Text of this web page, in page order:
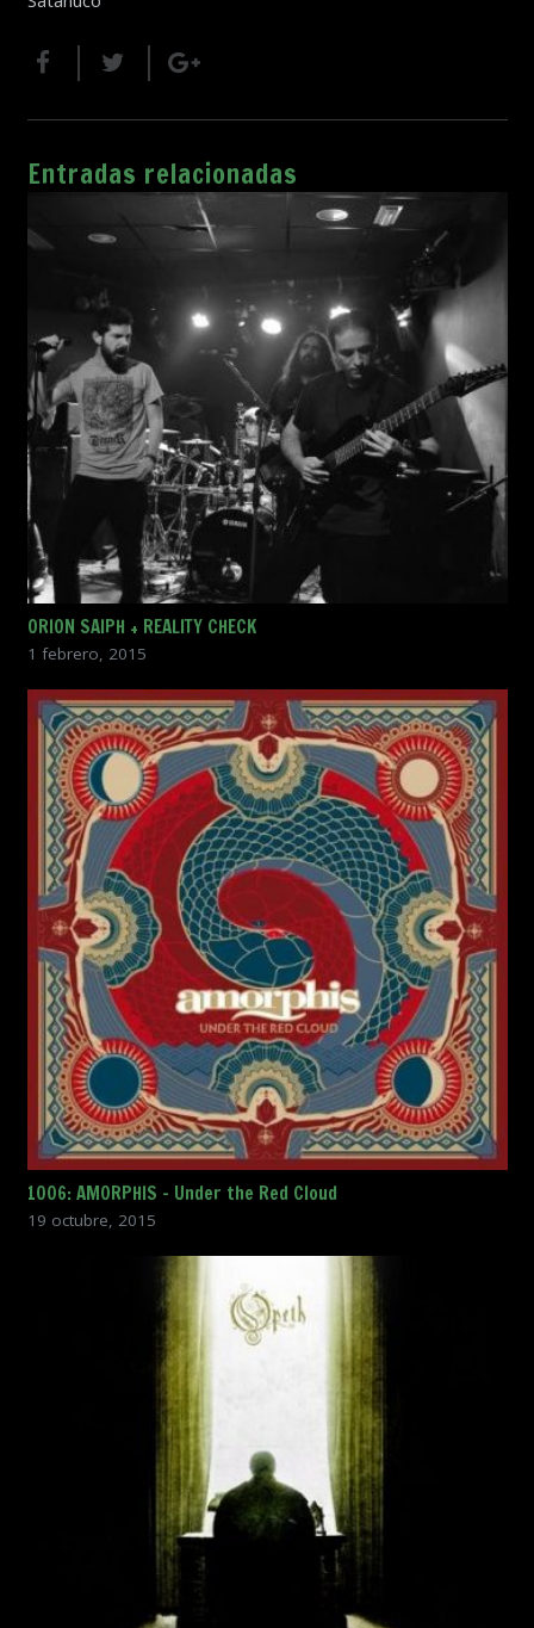
Entradas relacionadas
ORION SAIPH + REALITY CHECK
1 febrero, 2015
1006: AMORPHIS – Under the Red Cloud
19 octubre, 2015